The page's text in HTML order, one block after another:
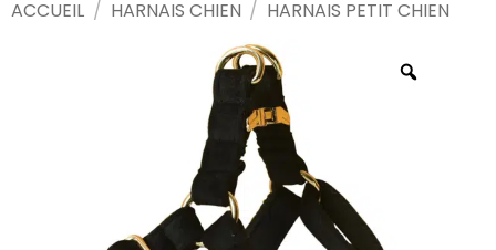
ACCUEIL / HARNAIS CHIEN / HARNAIS PETIT CHIEN